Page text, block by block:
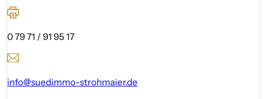
0 79 71 / 91 95 17
info@suedimmo-strohmaier.de